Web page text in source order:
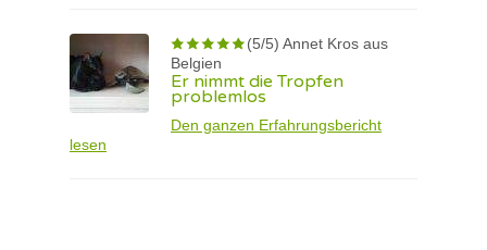
(5/5) Annet Kros aus
Belgien
Er nimmt die Tropfen
problemlos
Den ganzen Erfahrungsbericht
lesen